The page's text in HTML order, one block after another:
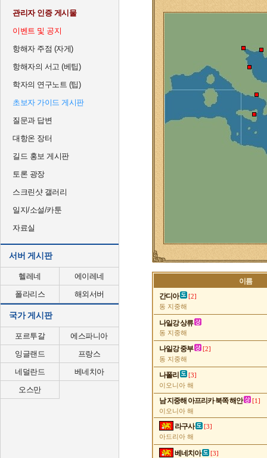
관리자 인증 게시물
이벤트 및 공지
항해자 주점 (자게)
항해자의 서고 (베팁)
학자의 연구노트 (팁)
초보자 가이드 게시판
질문과 답변
대항온 장터
길드 홍보 게시판
토론 광장
스크린샷 갤러리
일지/소설/카툰
자료실
서버 게시판
헬레네
에이레네
폴라리스
해외서버
국가 게시판
포르투갈
에스파니아
잉글랜드
프랑스
네덜란드
베네치아
오스만
이름
간디아
[2]
동 지중해
나일강 상류
동 지중해
나일강 중부 [2]
동 지중해
나폴리 [3]
이오니아 해
남 지중해 아프리카 북쪽 해안 [1]
이오니아 해
라구사 [3]
아드리아 해
베네치아 [3]